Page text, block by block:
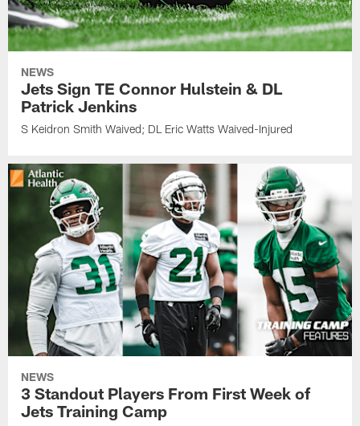
NEWS
Jets Sign TE Connor Hulstein & DL
Patrick Jenkins
S Keidron Smith Waived; DL Eric Watts Waived-Injured
NEWS
3 Standout Players From First Week of
Jets Training Camp